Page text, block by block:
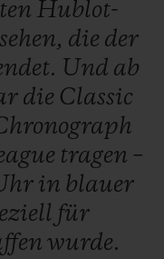
Hublot-
sehen, die der
Und ab
die Classic
tragen –
in blauer
für
wurde.